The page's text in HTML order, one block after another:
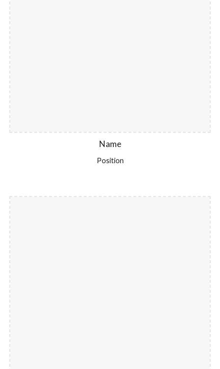
Name
Position